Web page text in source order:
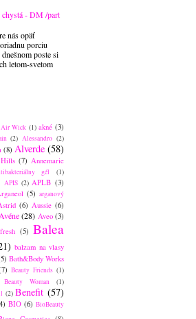
chystá - DM /part
nás opäť
porciu
poste si
letom-svetom
Air Wick (1) akné (3)
(2) Alessandro (2)
(8) Alverde (58)
(7) Annemarie
gél (1)
APIS (2) APLB (3)
(5) arganový
(6) Aussie (6)
Avéne (28) Aveo (3)
(5) Balea
balzam na vlasy
Bath&Body Works
Beauty Friends (1)
Beauty Woman (1)
(2) Benefit (57)
BIO (6) BioBeauty